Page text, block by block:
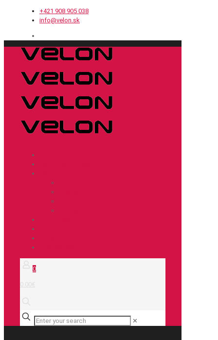
+421 908 905 038
info@velon.sk
0
0.00€
✕